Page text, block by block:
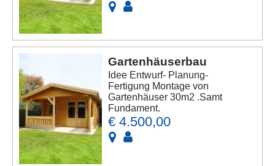
Gartenhäuserbau
Idee Entwurf- Planung-
Fertigung Montage von
Gartenhäuser 30m2 .Samt
Fundament.
€ 4.500,00